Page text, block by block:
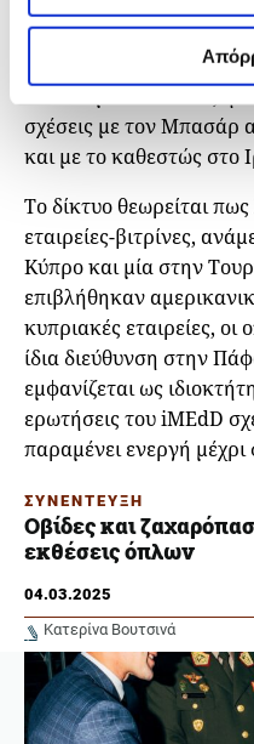
πυραύλους εδάφους-
έχουν χρησιμοποιηθεί
σχέσεις με τον Μπασάρ
και με το καθεστώς στο
Το δίκτυο θεωρείται
εταιρείες-βιτρίνες,
Κύπρο και μία στην
επιβλήθηκαν
κυπριακές εταιρείες,
ίδια διεύθυνση στην
εμφανίζεται ως
ερωτήσεις του iMEdD
παραμένει ενεργή
ΣΥΝΕΝΤΕΥΞΗ
Οβίδες και
εκθέσεις όπλων
04.03.2025
Κατερίνα Βουτσινά